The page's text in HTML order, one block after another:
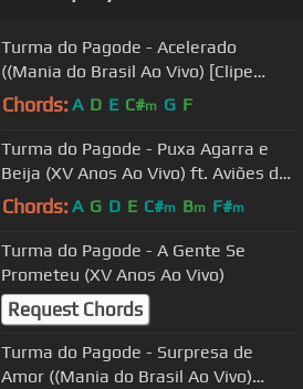
Turma do Pagode - Acelerado
((Mania do Brasil Ao Vivo) [Clipe
Oficial])
Chords: A D E C#m G F
Turma do Pagode - Puxa Agarra e
Beija (XV Anos Ao Vivo) ft. Aviões do
Forró
Chords: A G D E C#m Bm F#m
Turma do Pagode - A Gente Se
Prometeu (XV Anos Ao Vivo)
Request Chords
Turma do Pagode - Surpresa de
Amor ((Mania do Brasil Ao Vivo)